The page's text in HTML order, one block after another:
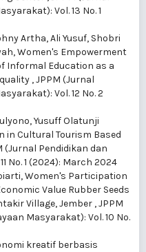
Vol. 13 No. 1
Artha, Ali Yusuf, Shobri
Women's Empowerment
Informal Education as a
,JPPM (Jurnal
Vol. 12 No. 2
Yusuff Olatunji
in Cultural Tourism Based
(Jurnal Pendidikan dan
No. 1 (2024): March 2024
Women's Participation
Value Rubber Seeds
Village, Jember ,JPPM
Masyarakat): Vol. 10 No.
kreatif berbasis